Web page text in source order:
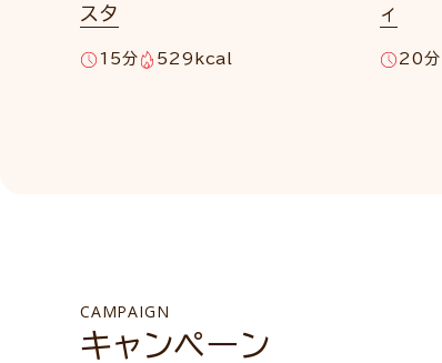
スタ
15分 529kcal
ィ
20分
CAMPAIGN
キャンペーン